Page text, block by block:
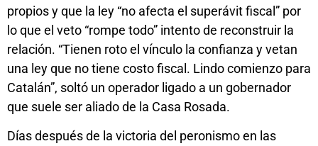
propios y que la ley “no afecta el superávit fiscal” por
lo que el veto “rompe todo” intento de reconstruir la
relación. “Tienen roto el vínculo la confianza y vetan
una ley que no tiene costo fiscal. Lindo comienzo para
Catalán”, soltó un operador ligado a un gobernador
que suele ser aliado de la Casa Rosada.
Días después de la victoria del peronismo en las